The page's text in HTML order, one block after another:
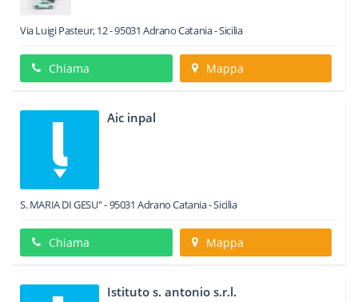
Via Luigi Pasteur, 12-95031 AdranoCatania -Sicilia
Chiama Mappa
Aic inpal
S. MARIA DI GESU''-95031 AdranoCatania -Sicilia
Chiama Mappa
Istituto s. antonio s.r.l.